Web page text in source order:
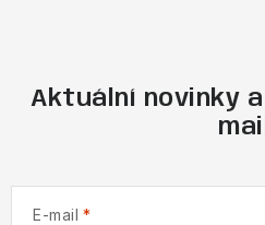
Aktuální novinky
mail
E-mail